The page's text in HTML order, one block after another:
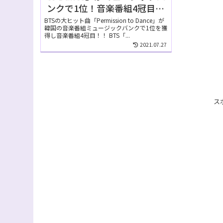
ンクで1位！音楽番組4冠目を
獲得！
BTSの大ヒット曲「Permission to Dance」が
韓国の音楽番組ミュージックバンクで1位を獲
得し音楽番組4冠目！！ BTS「...
2021.07.27
ス